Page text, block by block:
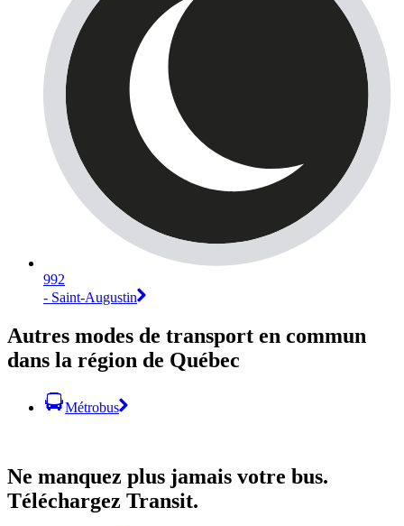
992
- Saint-Augustin
Autres modes de transport en commun
dans la région de Québec
Métrobus
Ne manquez plus jamais votre bus.
Téléchargez Transit.